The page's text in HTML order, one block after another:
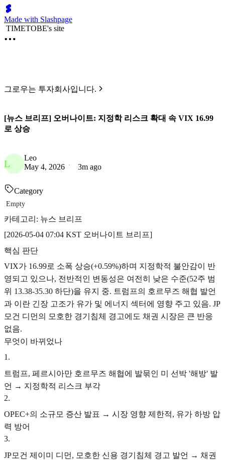
Made with Slashpage
TIMETOBE's site
그로우는 투자회사입니다.
[뉴스 브리프] 오버나이트: 지정학 리스크 확대 속 VIX 16.99
로 상승
L
Leo
May 4, 2026
3m ago
Category
Empty
카테고리: 뉴스 브리프
[2026-05-04 07:04 KST 오버나이트 브리프]
핵심 판단
VIX가 16.99로 소폭 상승(+0.59%)하며 지정학적 불안감이 반
영되고 있으나, 전반적인 변동성은 여전히 낮은 수준(52주 범
위 13.38-35.30 하단)을 유지 중. 트럼프의 호르무즈 해협 발언
과 이란 긴장 고조가 유가 및 에너지 섹터에 영향 주고 있음. JP
모건 디먼의 모호한 경기침체 경고에도 채권 시장은 큰 반응
없음.
무엇이 바뀌었나
1 .
트럼프, 페르시아만 호르무즈 해협에 발묶인 미 선박 '해방' 발
언 → 지정학적 리스크 부각
2.
OPEC+의 소규모 증산 발표 → 시장 영향 제한적, 유가 하방 압
력 방어
3.
JP모건 제이미 디먼, 모호한 신용 경기침체 경고 발언 → 채권